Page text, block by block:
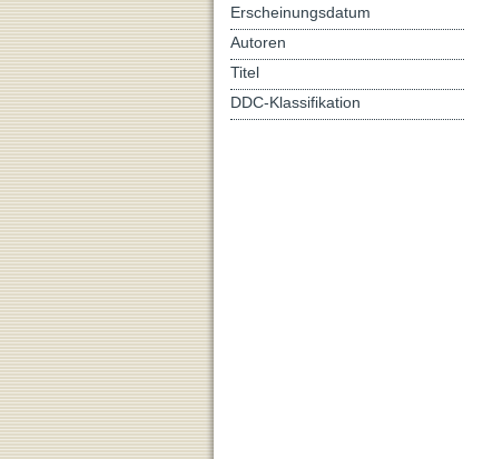
Erscheinungsdatum
Autoren
Titel
DDC-Klassifikation